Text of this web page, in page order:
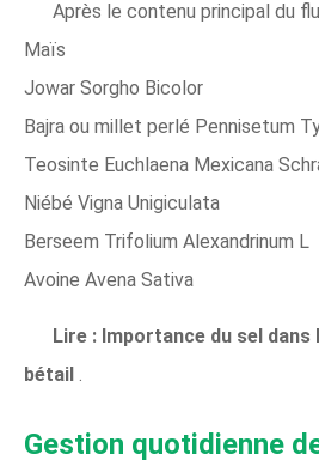
Après le contenu principal du
Maïs
Jowar Sorgho Bicolor
Bajra ou millet perlé Pennisetum
Teosinte Euchlaena Mexicana
Niébé Vigna Unigiculata
Berseem Trifolium Alexandrinum L
Avoine Avena Sativa
Lire : Importance du sel
bétail .
Gestion quotidienne